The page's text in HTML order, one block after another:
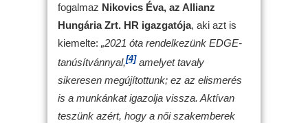
fogalmaz Nikovics Éva, az Allianz
Hungária Zrt. HR igazgatója, aki azt is
kiemelte: „2021 óta rendelkezünk EDGE-
tanúsítvánnyal,[4] amelyet tavaly
sikeresen megújítottunk; ez az elismerés
is a munkánkat igazolja vissza. Aktívan
teszünk azért, hogy a női szakemberek